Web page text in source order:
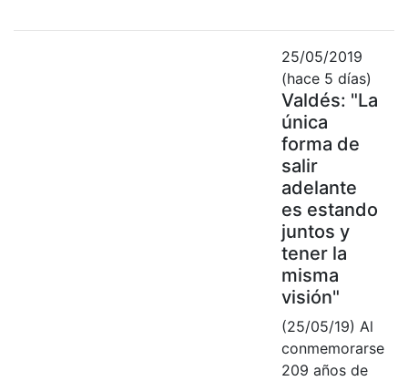
25/05/2019
(hace 5 días)
Valdés: "La
única
forma de
salir
adelante
es estando
juntos y
tener la
misma
visión"
(25/05/19) Al
conmemorarse
209 años de